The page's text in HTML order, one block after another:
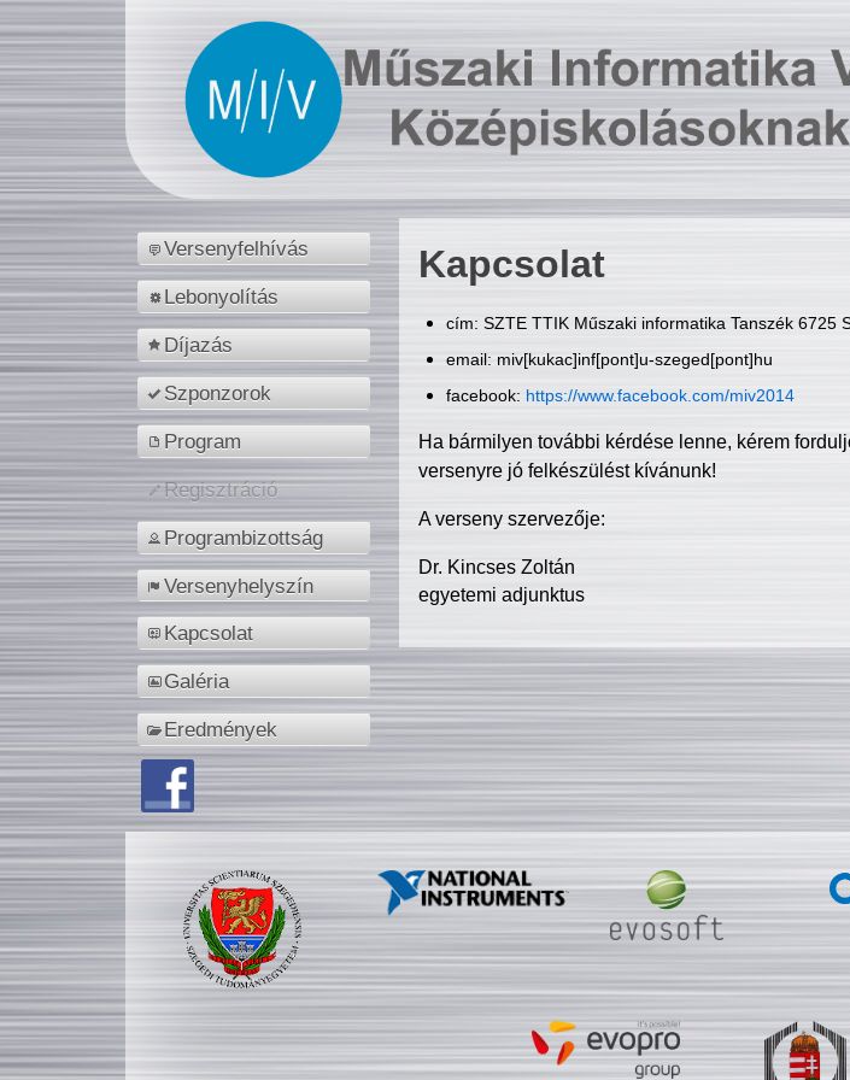
Versenyfelhívás
Lebonyolítás
Díjazás
Szponzorok
Program
Regisztráció
Programbizottság
Versenyhelyszín
Kapcsolat
Galéria
Eredmények
Kapcsolat
cím: SZTE TTIK Műszaki informatika Tanszék 6725
email: miv[kukac]inf[pont]u-szeged[pont]hu
facebook: https://www.facebook.com/miv2014
Ha bármilyen további kérdése lenne, kérem
versenyre jó felkészülést kívánunk!
A verseny szervezője:
Dr. Kincses Zoltán
egyetemi adjunktus